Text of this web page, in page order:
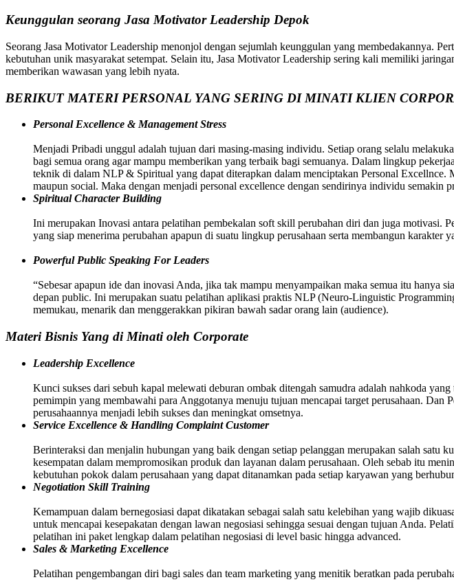
Keunggulan seorang Jasa Motivator Leadership Depok
Seorang Jasa Motivator Leadership menonjol dengan sejumlah keunggulan yang membedakannya.
kebutuhan unik masyarakat setempat. Selain itu, Jasa Motivator Leadership sering kali memiliki
memberikan wawasan yang lebih nyata.
BERIKUT MATERI PERSONAL YANG SERING DI MINATI KLIEN
Personal Excellence & Management Stress
Menjadi Pribadi unggul adalah tujuan dari masing-masing individu. Setiap orang selalu
bagi semua orang agar mampu memberikan yang terbaik bagi semuanya. Dalam lingkup
teknik di dalam NLP & Spiritual yang dapat diterapkan dalam menciptakan Personal
maupun social. Maka dengan menjadi personal excellence dengan sendirinya individu semakin
Spiritual Character Building
Ini merupakan Inovasi antara pelatihan pembekalan soft skill perubahan diri dan juga
yang siap menerima perubahan apapun di suatu lingkup perusahaan serta membangun
Powerful Public Speaking For Leaders
“Sebesar apapun ide dan inovasi Anda, jika tak mampu menyampaikan maka semua itu hanya
depan public. Ini merupakan suatu pelatihan aplikasi praktis NLP (Neuro-Linguistic
memukau, menarik dan menggerakkan pikiran bawah sadar orang lain (audience).
Materi Bisnis Yang di Minati oleh Corporate
Leadership Excellence
Kunci sukses dari sebuh kapal melewati deburan ombak ditengah samudra adalah nahkoda
pemimpin yang membawahi para Anggotanya menuju tujuan mencapai target perusahaan.
perusahaannya menjadi lebih sukses dan meningkat omsetnya.
Service Excellence & Handling Complaint Customer
Berinteraksi dan menjalin hubungan yang baik dengan setiap pelanggan merupakan salah satu
kesempatan dalam mempromosikan produk dan layanan dalam perusahaan. Oleh sebab itu
kebutuhan pokok dalam perusahaan yang dapat ditanamkan pada setiap karyawan yang
Negotiation Skill Training
Kemampuan dalam bernegosiasi dapat dikatakan sebagai salah satu kelebihan yang wajib
untuk mencapai kesepakatan dengan lawan negosiasi sehingga sesuai dengan tujuan Anda.
pelatihan ini paket lengkap dalam pelatihan negosiasi di level basic hingga advanced.
Sales & Marketing Excellence
Pelatihan pengembangan diri bagi sales dan team marketing yang menitik beratkan pada